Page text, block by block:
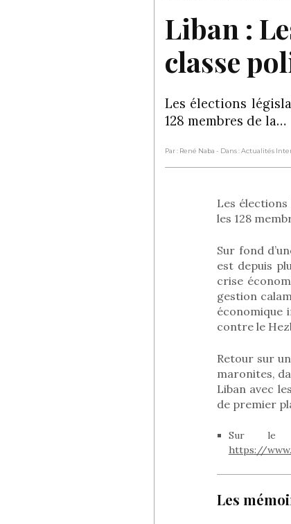
Liban :
classe
Les élections
128 membres de la…
Par : René Naba - Dans : Actualités
Les
les 128
Sur fond
est depuis
crise
gestion
économique
contre le
Retour sur
maronites,
Liban avec
de premier
Sur le
https://
Les